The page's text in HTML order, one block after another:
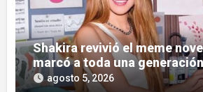
Shakira revivió el meme
marcó a toda una generación
agosto 5, 2026